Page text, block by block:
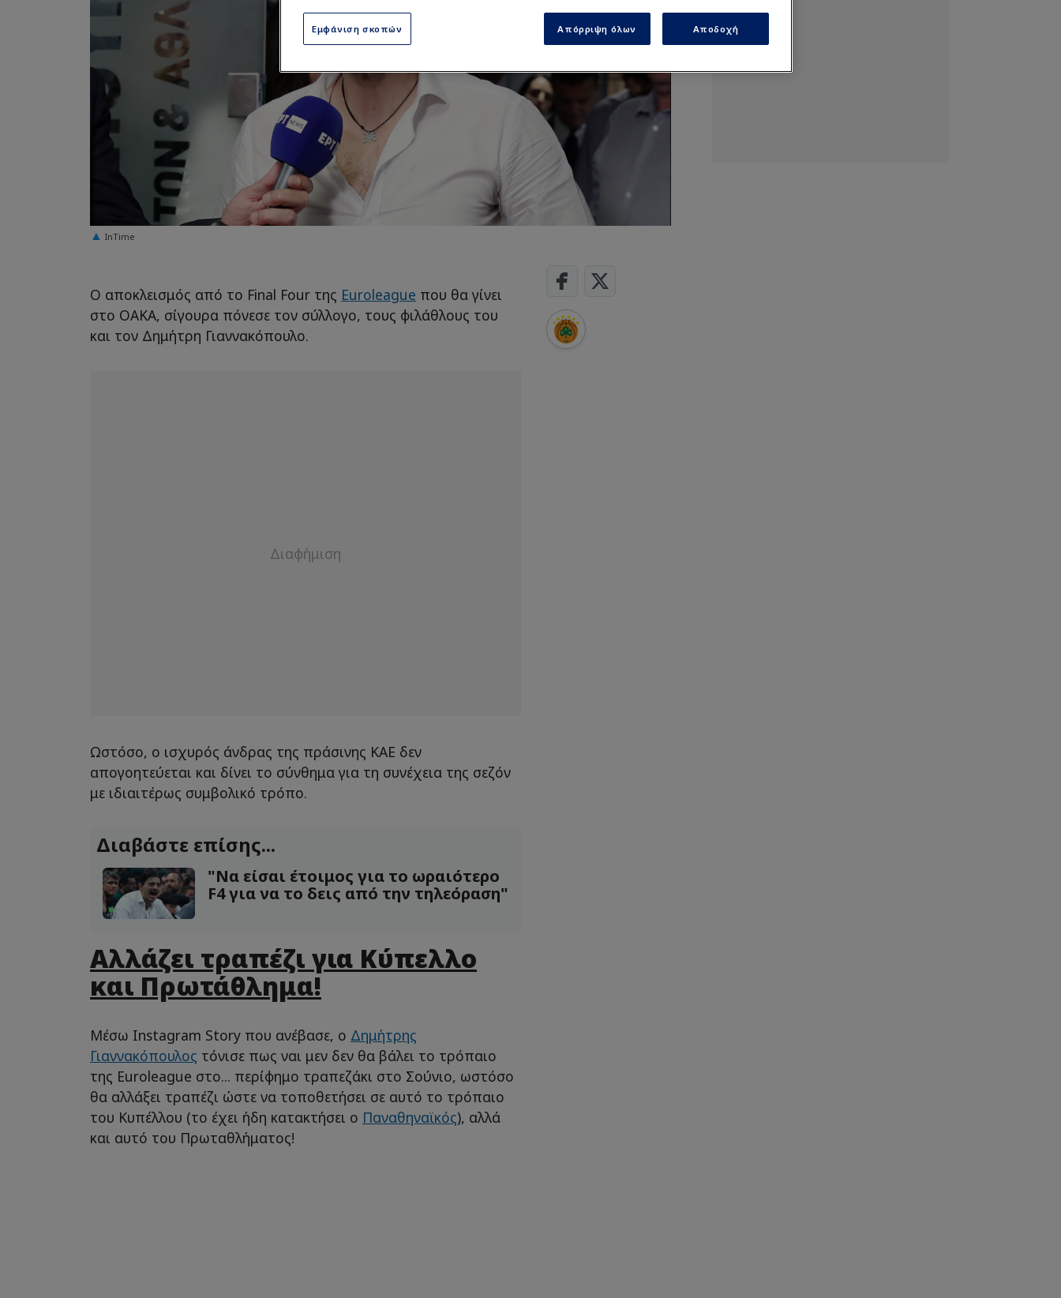
InTime
Ο αποκλεισμός από το Final Four της Euroleague που θα γίνει
στο ΟΑΚΑ, σίγουρα πόνεσε τον σύλλογο, τους φιλάθλους του
και τον Δημήτρη Γιαννακόπουλο.
Ωστόσο, ο ισχυρός άνδρας της πράσινης ΚΑΕ δεν
απογοητεύεται και δίνει το σύνθημα για τη συνέχεια της σεζόν
με ιδιαιτέρως συμβολικό τρόπο.
Διαβάστε επίσης...
"Να είσαι έτοιμος για το ωραιότερο
F4 για να το δεις από την τηλεόραση"
Αλλάζει τραπέζι για Κύπελλο
και Πρωτάθλημα!
Μέσω Instagram Story που ανέβασε, ο Δημήτρης
Γιαννακόπουλος τόνισε πως ναι μεν δεν θα βάλει το τρόπαιο
της Euroleague στο... περίφημο τραπεζάκι στο Σούνιο, ωστόσο
θα αλλάξει τραπέζι ώστε να τοποθετήσει σε αυτό το τρόπαιο
του Κυπέλλου (το έχει ήδη κατακτήσει ο Παναθηναϊκός), αλλά
και αυτό του Πρωταθλήματος!
Εμφάνιση σκοπών Απόρριψη όλων Αποδοχή